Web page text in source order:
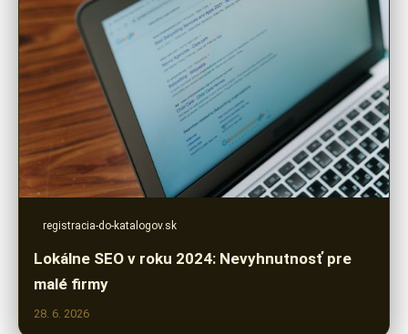
registracia-do-katalogov.sk
Lokálne SEO v roku 2024: Nevyhnutnosť pre
malé firmy
28. 6. 2026